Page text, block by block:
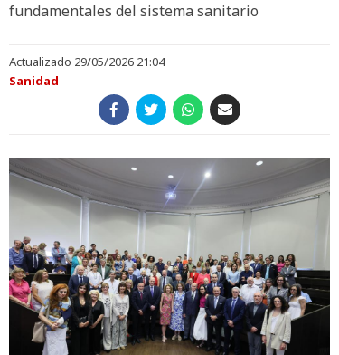
fundamentales del sistema sanitario
Actualizado 29/05/2026 21:04
Sanidad